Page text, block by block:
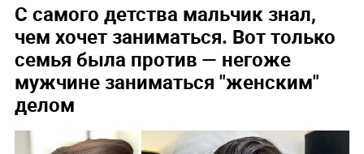
С самого детства мальчик знал,
чем хочет заниматься. Вот только
семья была против — негоже
мужчине заниматься "женским"
делом